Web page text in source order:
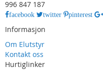
996 847 187
facebook twitter pinterest
Informasjon
Om Elutstyr
Kontakt oss
Hurtiglinker